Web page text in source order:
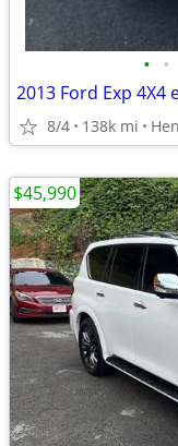
• •
2013 Ford Exp
8/4 138k mi
$45,990